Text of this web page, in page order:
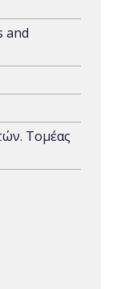
and
Τομέας